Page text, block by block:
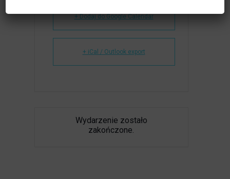
+ Dodaj do Google Calendar
+ iCal / Outlook export
Wydarzenie zostało
zakończone.